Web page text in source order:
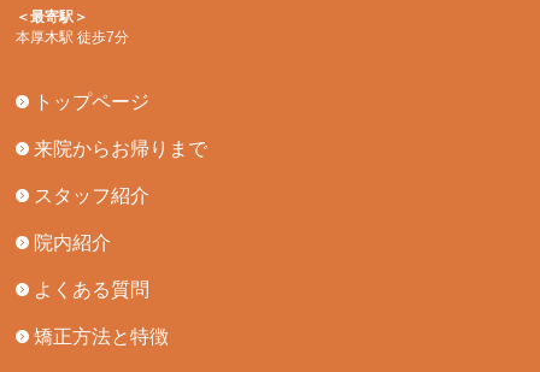
＜最寄駅＞
本厚木駅 徒歩7分
トップページ
来院からお帰りまで
スタッフ紹介
院内紹介
よくある質問
矯正方法と特徴